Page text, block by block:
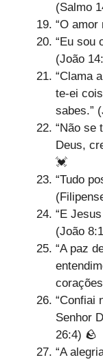
(Salmo
“O amor
“Eu sou
(João
“Clama
te-ei
sabes.”
“Não se
Deus,
💓
“Tudo
“E
(João
“A paz
“Confiai
Senhor
26:4) 🪨
“A